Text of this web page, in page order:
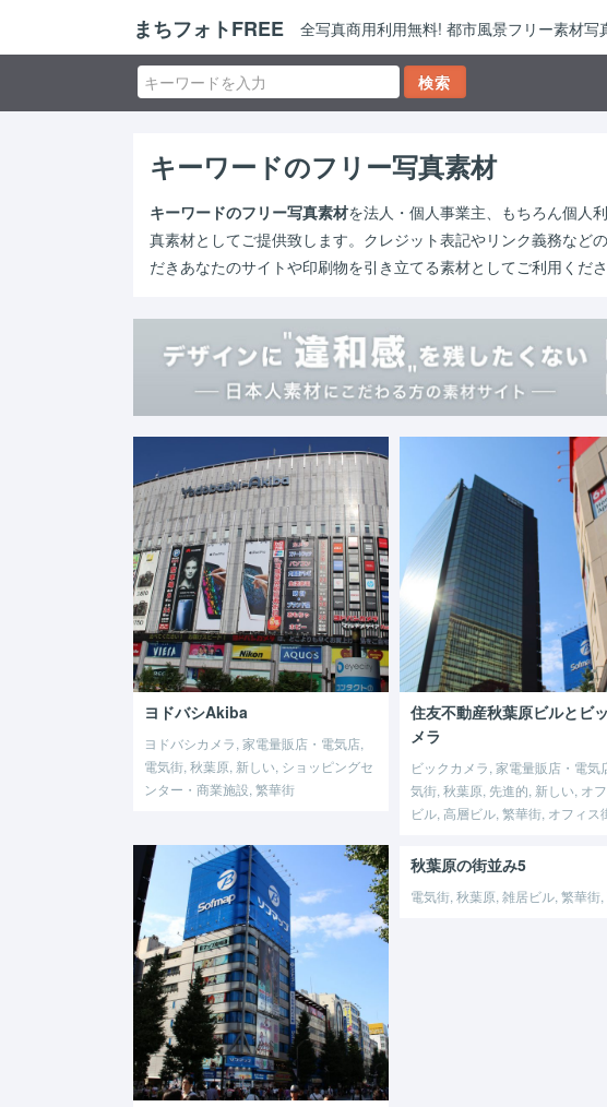
まちフォトFREE 全写真商用利用無料! 都市風景フリー素材写
キーワードのフリー写真素材
キーワードのフリー写真素材を法人・個人事業主、もちろん個人
真素材としてご提供致します。クレジット表記やリンク義務など
だきあなたのサイトや印刷物を引き立てる素材としてご利用くださ
ヨドバシAkiba
ヨドバシカメラ, 家電量販店・電気店,
電気街, 秋葉原, 新しい, ショッピングセ
ンター・商業施設, 繁華街
住友不動産秋葉原ビルとビ
メラ
ビックカメラ, 家電量販店・電気
気街, 秋葉原, 先進的, 新しい, オ
ビル, 高層ビル, 繁華街, オフィス
秋葉原の街並み5
電気街, 秋葉原, 雑居ビル, 繁華街,